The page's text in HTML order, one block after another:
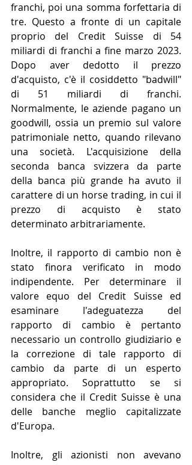
franchi, poi una somma forfettaria di
tre. Questo a fronte di un capitale
proprio del Credit Suisse di 54
miliardi di franchi a fine marzo 2023.
Dopo aver dedotto il prezzo
d'acquisto, c'è il cosiddetto "badwill"
di 51 miliardi di franchi.
Normalmente, le aziende pagano un
goodwill, ossia un premio sul valore
patrimoniale netto, quando rilevano
una società. L'acquisizione della
seconda banca svizzera da parte
della banca più grande ha avuto il
carattere di un horse trading, in cui il
prezzo di acquisto è stato
determinato arbitrariamente.
Inoltre, il rapporto di cambio non è
stato finora verificato in modo
indipendente. Per determinare il
valore equo del Credit Suisse ed
esaminare l'adeguatezza del
rapporto di cambio è pertanto
necessario un controllo giudiziario e
la correzione di tale rapporto di
cambio da parte di un esperto
appropriato. Soprattutto se si
considera che il Credit Suisse è una
delle banche meglio capitalizzate
d'Europa.
Inoltre, gli azionisti non avevano